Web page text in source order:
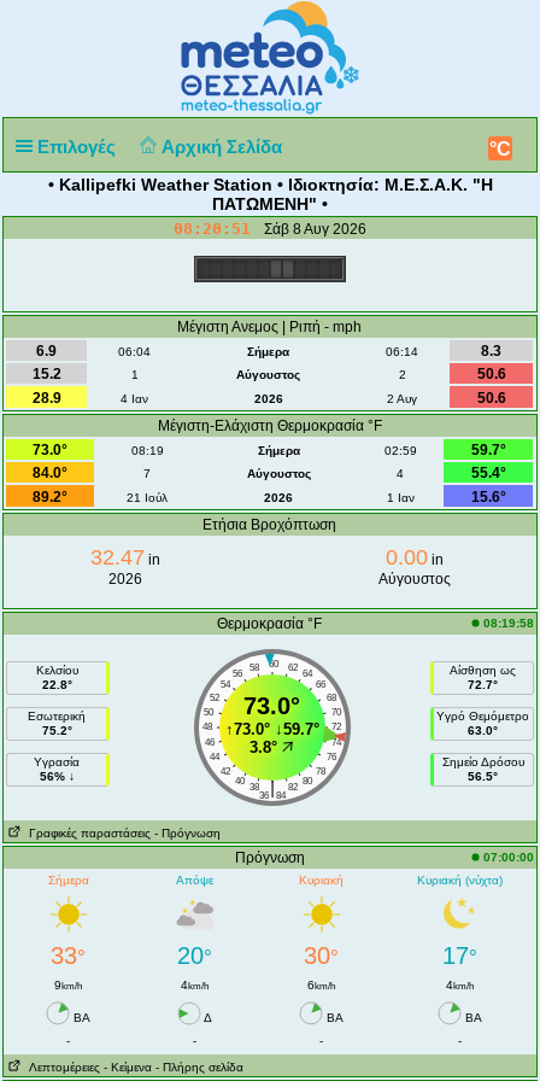
Επιλογές Αρχική Σελίδα °C
• Kallipefki Weather Station • Ιδιοκτησία: Μ.Ε.Σ.Α.Κ. "Η
ΠΑΤΩΜΕΝΗ" •
08:20:51 Σάβ 8 Αυγ 2026
Μέγιστη Ανεμος | Ριπή - mph
6.9
06:04 Σήμερα 06:14
8.3
15.2
1 Αύγουστος 2
50.6
28.9
4 Ιαν 2026 2 Αυγ
50.6
Μέγιστη-Ελάχιστη Θερμοκρασία °F
73.0°
08:19 Σήμερα 02:59
59.7°
84.0°
7 Αύγουστος 4
55.4°
89.2°
21 Ιούλ 2026 1 Ιαν
15.6°
Ετήσια Βροχόπτωση
32.47 in
2026
0.00in
Αύγουστος
Θερμοκρασία °F 08:19:58
Κελσίου
22.8°
Εσωτερική
75.2°
Υγρασία
56% ↓
60
58 62
56
64
54
66
52
68
50
70
48
72
46
74
44
76
42
78
40
80
38 82
|
36 84
73.0°
↑73.0°↓59.7°
3.8°
Αίσθηση ως
72.7°
Υγρό Θεμόμετρο
63.0°
Σημείο Δρόσου
56.5°
Γραφικές παραστάσεις - Πρόγνωση
Πρόγνωση
07:00:00
Σήμερα
Απόψε Κυριακή Κυριακή (νύχτα)
33° 20° 30° 17°
9km/h 4km/h 6km/h 4km/h
ΒA Δ ΒA
ΒA
-
- -
-
Λεπτομέρειες - Κείμενα - Πλήρης σελίδα